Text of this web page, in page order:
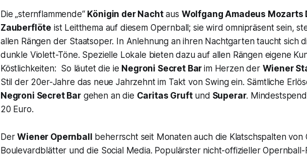
Die „sternflammende“ Königin der Nachtaus Wolfgang Amadeus Mozarts
Zauberflöte ist Leitthema auf diesem Opernball; sie wird omnipräsent sein,
allen Rängen der Staatsoper. In Anlehnung an ihren Nachtgarten taucht sich
dunkle Violett-Töne. Spezielle Lokale bieten dazu auf allen Rängen eigene
Köstlichkeiten: So läutet die ie Negroni Secret Barim Herzen der Wiener
Stil der 20er-Jahre das neue Jahrzehnt im Takt von Swing ein. Sämtliche
Negroni Secret Bargehen an die Caritas Gruftund Superar.
20 Euro.
DerWiener Opernball beherrscht seit Monaten auch die Klatschspalten von
Boulevardblätter und die Social Media. Populärster nicht-offizieller